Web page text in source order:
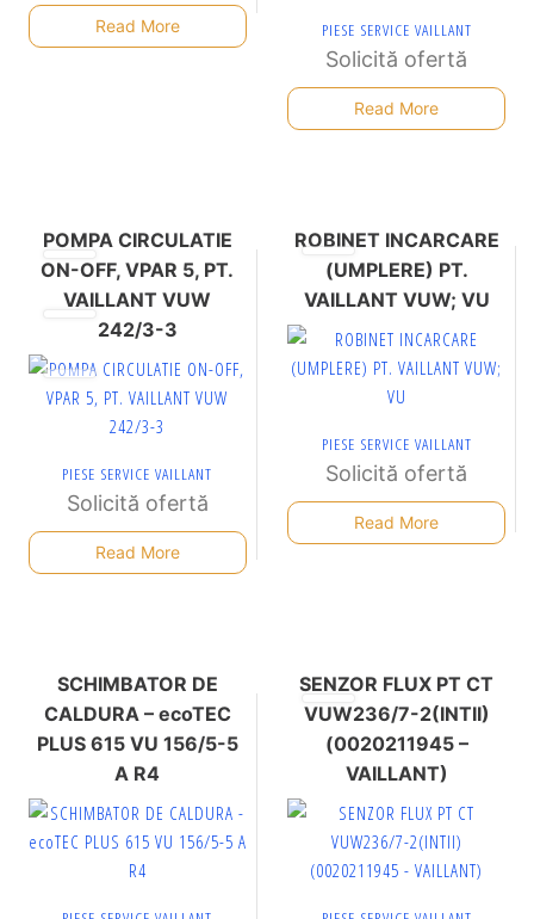
Read More PIESE SERVICE VAILLANT
Solicită ofertă
Read More
POMPA CIRCULATIE
ON-OFF, VPAR 5, PT.
VAILLANT VUW
242/3-3
PIESE SERVICE VAILLANT
Solicită ofertă
Read More
ROBINET INCARCARE
(UMPLERE) PT.
VAILLANT VUW; VU
PIESE SERVICE VAILLANT
Solicită ofertă
Read More
SCHIMBATOR DE
CALDURA – ecoTEC
PLUS 615 VU 156/5-5
A R4
SENZOR FLUX PT CT
VUW236/7-2(INTII)
(0020211945 –
VAILLANT)